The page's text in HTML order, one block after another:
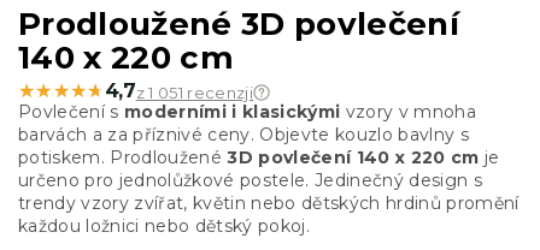
Prodloužené 3D povlečení
140 x 220 cm
★★★★★
★★★★★ 4,7z 1 051 recenzji
Povlečení s moderními i klasickými vzory v mnoha
barvách a za příznivé ceny. Objevte kouzlo bavlny s
potiskem. Prodloužené3D povlečení 140 x 220 cm je
určeno pro jednolůžkové postele. Jedinečný design s
trendy vzory zvířat, květin nebo dětských hrdinů promění
každou ložnici nebo dětský pokoj.